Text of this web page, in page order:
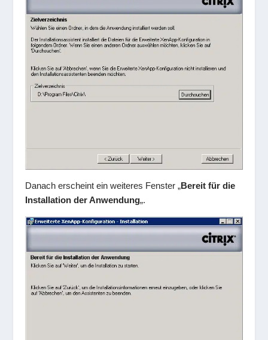
Danach erscheint ein weiteres Fenster „Bereit für die
Installation der Anwendung„.